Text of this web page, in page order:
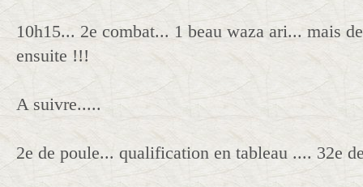
10h15... 2e combat... 1 beau waza ari... mais
ensuite !!!
A suivre.....
2e de poule... qualification en tableau .... 32e